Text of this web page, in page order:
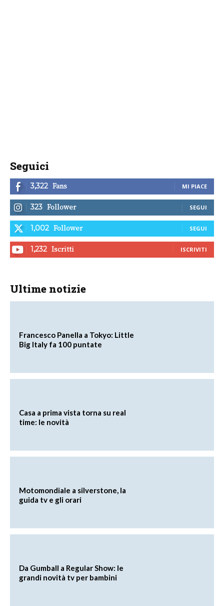
Seguici
3,322 Fans MI PIACE
323 Follower SEGUI
1,002 Follower SEGUI
1,232 Iscritti ISCRIVITI
Ultime notizie
Francesco Panella a Tokyo: Little
Big Italy fa 100 puntate
Casa a prima vista torna su real
time: le novità
Motomondiale a silverstone, la
guida tv e gli orari
Da Gumball a Regular Show: le
grandi novità tv per bambini